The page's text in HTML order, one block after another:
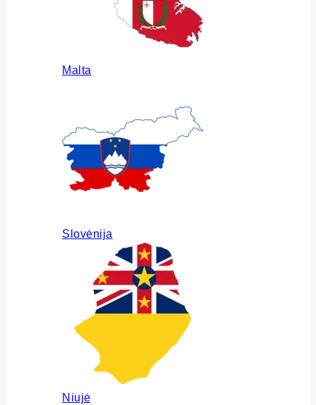
Malta
Slovėnija
Niujė